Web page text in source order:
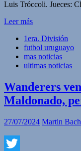
Luis Tróccoli. Jueces:
Leer más
1era. División
futbol uruguayo
mas noticias
ultimas noticias
Wanderers
Maldonado,
27/07/2024 Martin